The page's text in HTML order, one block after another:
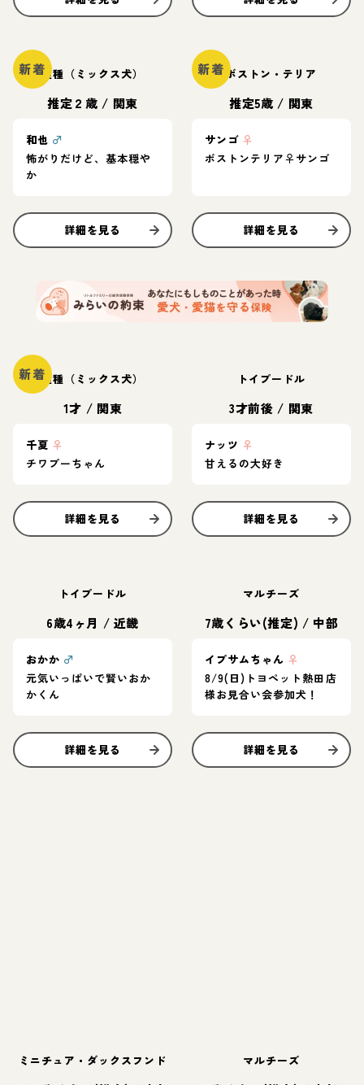
新着雑種（ミックス犬）
推定２歳 / 関東
和也 ♂
怖がりだけど、基本穏や
か
詳細を見る
新着 ボストン・テリア
推定5歳 / 関東
サンゴ ♀
ボストンテリア♀サンゴ
詳細を見る
新着雑種（ミックス犬）
1才 / 関東
千夏 ♀
チワプーちゃん
詳細を見る
トイプードル
3才前後 / 関東
ナッツ ♀
甘えるの大好き
詳細を見る
トイプードル
6歳4ヶ月 / 近畿
おかか ♂
元気いっぱいで賢いおか
かくん
詳細を見る
マルチーズ
7歳くらい(推定) / 中部
イプサムちゃん ♀
8/9(日)トヨペット熱田店
様お見合い会参加犬！
詳細を見る
ミニチュア・ダックスフンド マルチーズ